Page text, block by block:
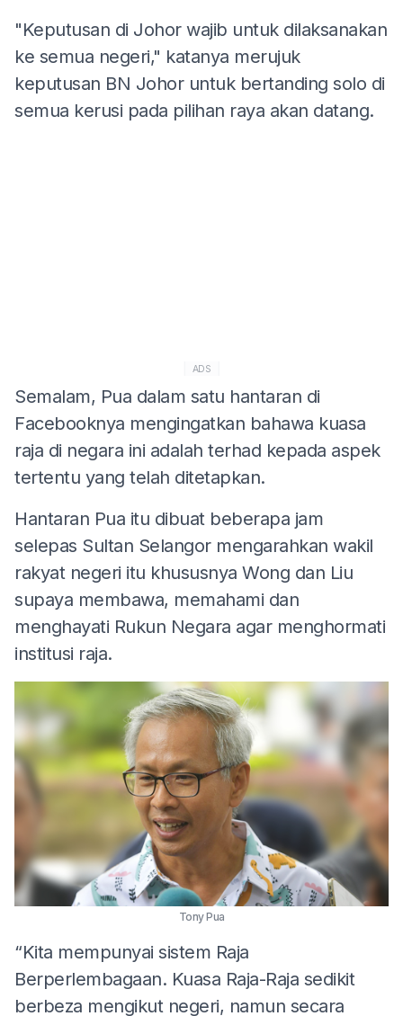
"Keputusan di Johor wajib untuk dilaksanakan
ke semua negeri," katanya merujuk
keputusan BN Johor untuk bertanding solo di
semua kerusi pada pilihan raya akan datang.
ADS
Semalam, Pua dalam satu hantaran di
Facebooknya mengingatkan bahawa kuasa
raja di negara ini adalah terhad kepada aspek
tertentu yang telah ditetapkan.
Hantaran Pua itu dibuat beberapa jam
selepas Sultan Selangor mengarahkan wakil
rakyat negeri itu khususnya Wong dan Liu
supaya membawa, memahami dan
menghayati Rukun Negara agar menghormati
institusi raja.
Tony Pua
“Kita mempunyai sistem Raja
Berperlembagaan. Kuasa Raja-Raja sedikit
berbeza mengikut negeri, namun secara